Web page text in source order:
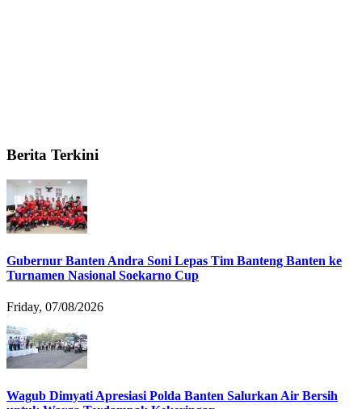
Berita Terkini
Gubernur Banten Andra Soni Lepas Tim Banteng Banten ke
Turnamen Nasional Soekarno Cup
Friday, 07/08/2026
Wagub Dimyati Apresiasi Polda Banten Salurkan Air Bersih